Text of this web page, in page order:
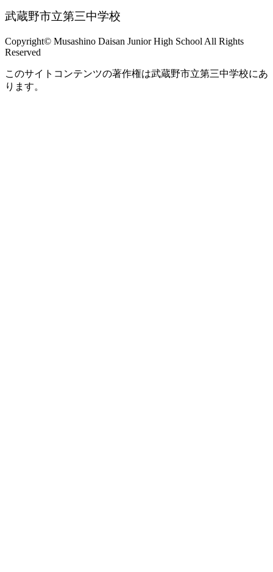
武蔵野市立第三中学校
Copyright© Musashino Daisan Junior High School All Rights
Reserved
このサイトコンテンツの著作権は武蔵野市立第三中学校にあ
ります。